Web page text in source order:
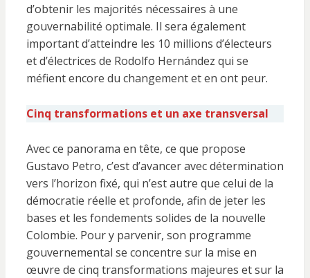
d’obtenir les majorités nécessaires à une
gouvernabilité optimale. Il sera également
important d’atteindre les 10 millions d’électeurs
et d’électrices de Rodolfo Hernández qui se
méfient encore du changement et en ont peur.
Cinq transformations et un axe transversal
Avec ce panorama en tête, ce que propose
Gustavo Petro, c’est d’avancer avec détermination
vers l’horizon fixé, qui n’est autre que celui de la
démocratie réelle et profonde, afin de jeter les
bases et les fondements solides de la nouvelle
Colombie. Pour y parvenir, son programme
gouvernemental se concentre sur la mise en
œuvre de cinq transformations majeures et sur la